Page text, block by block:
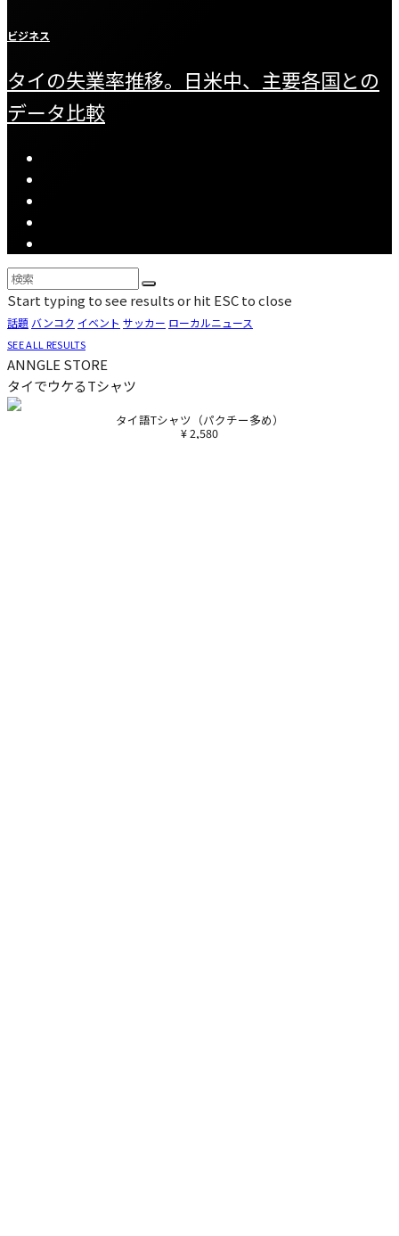
ビジネス
タイの失業率推移。日米中、主要各国との
データ比較
Start typing to see results or hit ESC to close
話題 バンコク イベント サッカー ローカルニュース
SEE ALL RESULTS
ANNGLE STORE
タイでウケるTシャツ
タイ語Tシャツ（パクチー多め）
¥ 2,580